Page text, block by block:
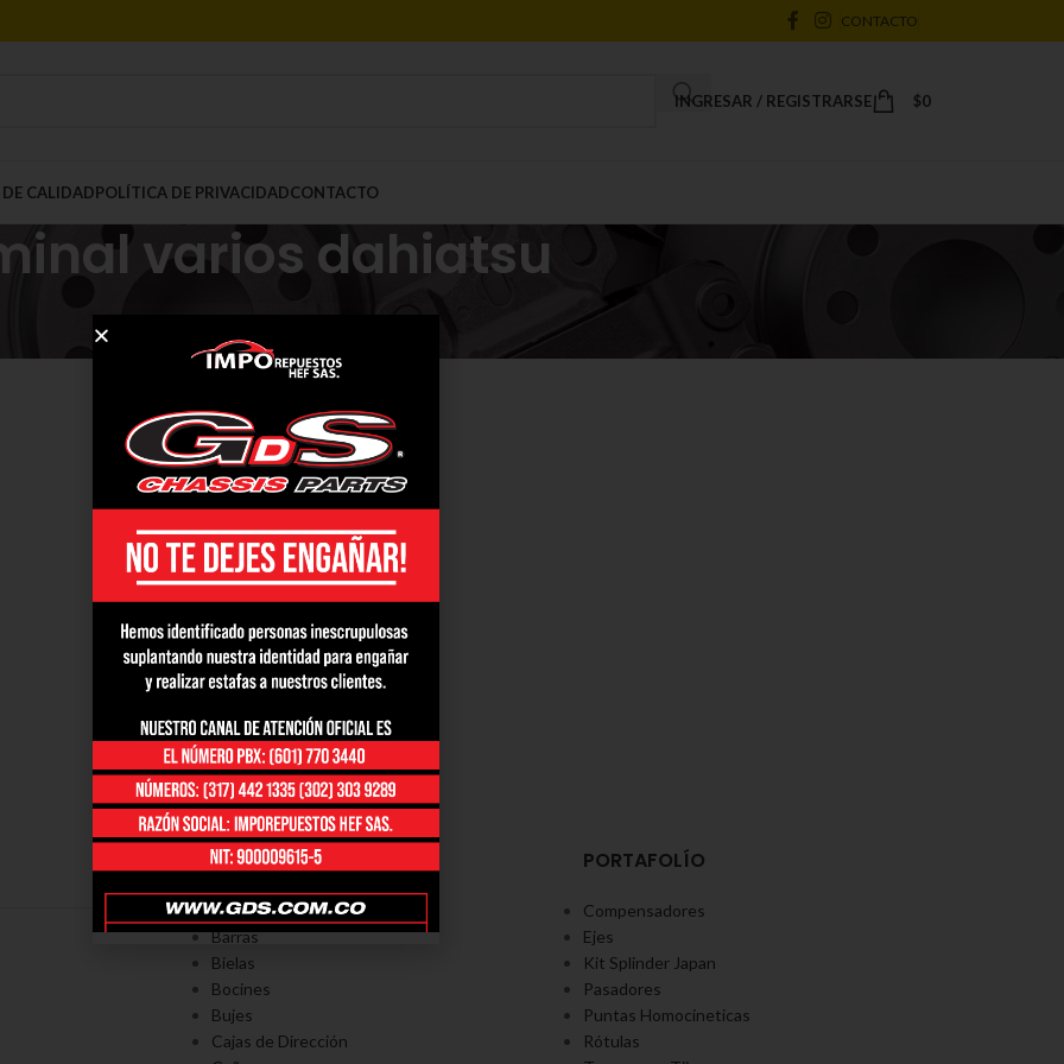
CONTACTO
INGRESAR / REGISTRARSE $0
CALIDADPOLÍTICA DE PRIVACIDADCONTACTO
varios dahiatsu
PORTAFOLÍO
Axiales
Barras
Bielas
Bocines
Bujes
Cajas de Dirección
PORTAFOLÍO
Compensadores
Ejes
Kit Splinder Japan
Pasadores
Puntas Homocineticas
Rótulas